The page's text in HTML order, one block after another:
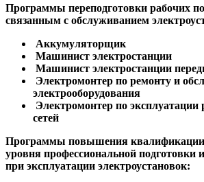
Программы переподготовки рабочих
связанным с обслуживанием
Аккумуляторщик
Машинист электростанции
Машинист электростанции
Электромонтер по ремонту и
электрооборудования
Электромонтер по эксплуатации
сетей
Программы повышения
уровня профессиональной подготовки
при эксплуатации электроустановок: